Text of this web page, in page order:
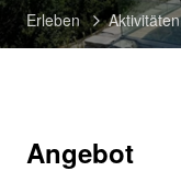
Erleben Aktivitäten
Angebot